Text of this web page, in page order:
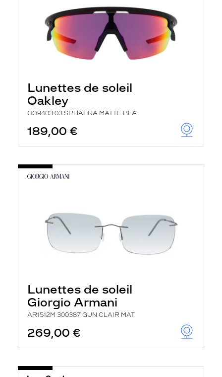
Lunettes de soleil
Oakley
OO9403 03 SPHAERA MATTE BLA
189,00 €
Lunettes de soleil
Giorgio Armani
AR1512M 300387 GUN CLAIR MAT
269,00 €